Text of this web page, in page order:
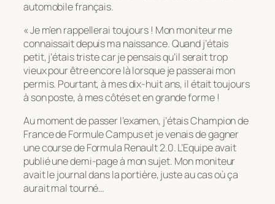
automobile français.
« Je m’en rappellerai toujours ! Mon moniteur me
connaissait depuis ma naissance. Quand j’étais
petit, j’étais triste car je pensais qu’il serait trop
vieux pour être encore là lorsque je passerai mon
permis. Pourtant, à mes dix-huit ans, il était toujours
à son poste, à mes côtés et en grande forme !
Au moment de passer l’examen, j’étais Champion de
France de Formule Campus et je venais de gagner
une course de Formula Renault 2.0. L’Equipe avait
publié une demi-page à mon sujet. Mon moniteur
avait le journal dans la portière, juste au cas où ça
aurait mal tourné…